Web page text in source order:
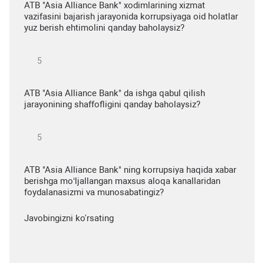
ATB "Asia Alliance Bank" xodimlarining xizmat
vazifasini bajarish jarayonida korrupsiyaga oid holatlar
yuz berish ehtimolini qanday baholaysiz?
ATB "Asia Alliance Bank" da ishga qabul qilish
jarayonining shaffofligini qanday baholaysiz?
ATB "Asia Alliance Bank" ning korrupsiya haqida xabar
berishga mo‘ljallangan maxsus aloqa kanallaridan
foydalanasizmi va munosabatingiz?
Javobingizni ko'rsating